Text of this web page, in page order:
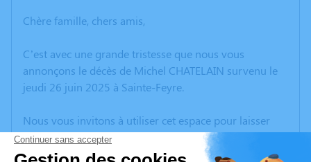
Chère famille, chers amis,
C’est avec une grande tristesse que nous vous
annonçons le décès de Michel CHATELAIN survenu le
jeudi 26 juin 2025 à Sainte-Feyre.
Nous vous invitons à utiliser cet espace pour laisser
vos condoléances, partager des photos souvenirs, une
anecdote ou exprimer vos pensées à travers des